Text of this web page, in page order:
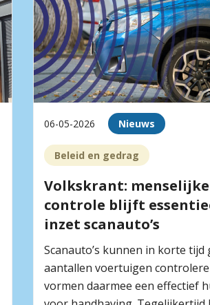
06-05-2026 Nieuws
Beleid en gedrag
Volkskrant: menselijke
controle blijft
inzet scanauto’s
Scanauto’s kunnen in korte tijd
aantallen voertuigen
vormen daarmee een effectief